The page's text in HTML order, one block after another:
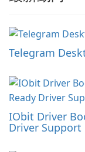
Telegram
IObit Driver
Driver Support